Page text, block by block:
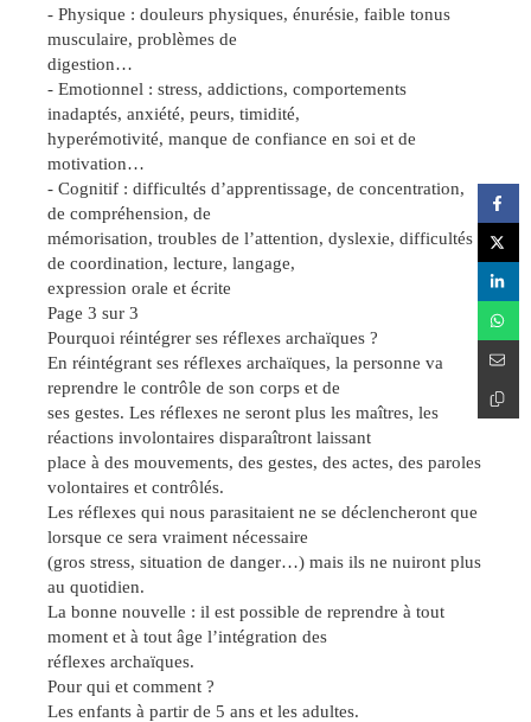
- Physique : douleurs physiques, énurésie, faible tonus
musculaire, problèmes de
digestion…
- Emotionnel : stress, addictions, comportements
inadaptés, anxiété, peurs, timidité,
hyperémotivité, manque de confiance en soi et de
motivation…
- Cognitif : difficultés d’apprentissage, de concentration,
de compréhension, de
mémorisation, troubles de l’attention, dyslexie, difficultés
de coordination, lecture, langage,
expression orale et écrite
Page 3 sur 3
Pourquoi réintégrer ses réflexes archaïques ?
En réintégrant ses réflexes archaïques, la personne va
reprendre le contrôle de son corps et de
ses gestes. Les réflexes ne seront plus les maîtres, les
réactions involontaires disparaîtront laissant
place à des mouvements, des gestes, des actes, des paroles
volontaires et contrôlés.
Les réflexes qui nous parasitaient ne se déclencheront que
lorsque ce sera vraiment nécessaire
(gros stress, situation de danger…) mais ils ne nuiront plus
au quotidien.
La bonne nouvelle : il est possible de reprendre à tout
moment et à tout âge l’intégration des
réflexes archaïques.
Pour qui et comment ?
Les enfants à partir de 5 ans et les adultes.